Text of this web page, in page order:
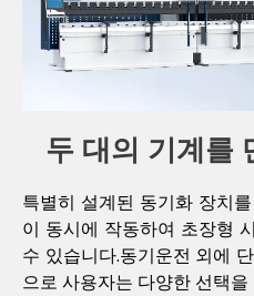
두 대의 기계를
특별히 설계된 동기화 장치
이 동시에 작동하여 초장형
수 있습니다.동기운전 외에
으로 사용자는 다양한 선택을